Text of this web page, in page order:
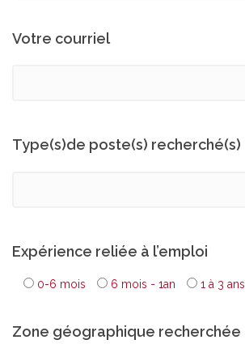
Votre courriel
Type(s)de poste(s) recherché(s)
Expérience reliée à l’emploi
0-6 mois 6 mois - 1an 1 à 3 ans
Zone géographique recherchée